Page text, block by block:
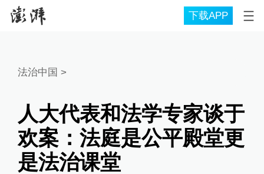
下载APP
法治中国 >
人大代表和法学专家谈于
欢案：法庭是公平殿堂更
是法治课堂